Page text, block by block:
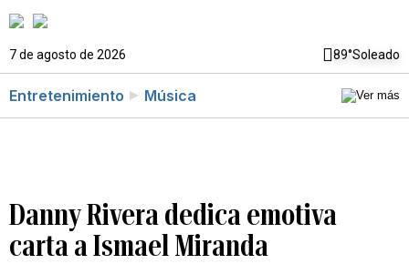
7 de agosto de 2026 89°Soleado
Entretenimiento Música
Danny Rivera dedica emotiva
carta a Ismael Miranda